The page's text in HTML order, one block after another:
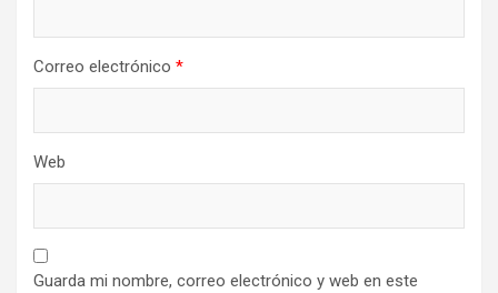
Correo electrónico *
Web
Guarda mi nombre, correo electrónico y web en este